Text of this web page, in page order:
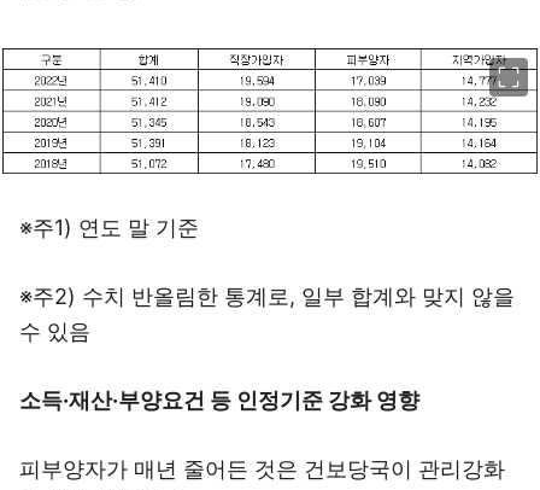
※주1) 연도 말 기준
※주2) 수치 반올림한 통계로, 일부 합계와 맞지 않을
수 있음
소득·재산·부양요건 등 인정기준 강화 영향
피부양자가 매년 줄어든 것은 건보당국이 관리강화